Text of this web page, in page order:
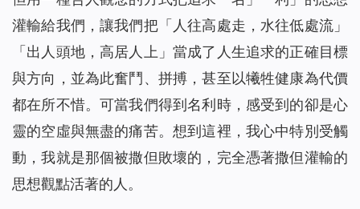
灌輸給我們，讓我們把「人往高處走，水往低處流」
「出人頭地，高居人上」當成了人生追求的正確目標
與方向，並為此奮鬥、拼搏，甚至以犧牲健康為代價
都在所不惜。可當我們得到名利時，感受到的卻是心
靈的空虛與無盡的痛苦。想到這裡，我心中特別受觸
動，我就是那個被撒但敗壞的，完全憑著撒但灌輸的
思想觀點活著的人。